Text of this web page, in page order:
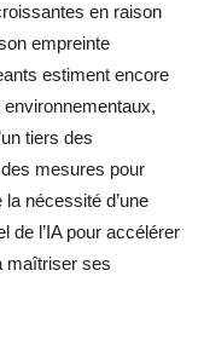
en raison
empreinte
estiment encore
tiers des
mesures pour
nécessité d’une
de l’IA pour accélérer
maîtriser ses